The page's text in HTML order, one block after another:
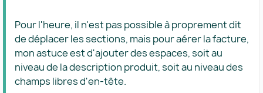
Pour l'heure, il n'est pas possible à proprement dit
de déplacer les sections, mais pour aérer la facture,
mon astuce est d'ajouter des espaces, soit au
niveau de la description produit, soit au niveau des
champs libres d'en-tête.